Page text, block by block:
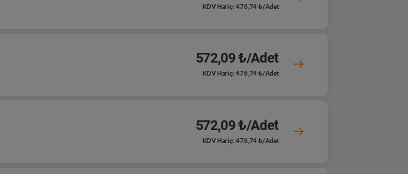
KDV Hariç: 476,74 ₺/Adet
572,09 ₺/Adet
KDV Hariç: 476,74 ₺/Adet
572,09 ₺/Adet
KDV Hariç: 476,74 ₺/Adet